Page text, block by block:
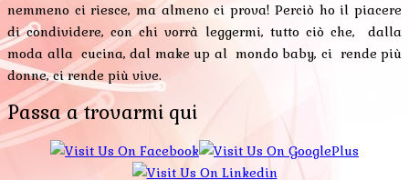
nemmeno ci riesce, ma almeno ci prova! Perciò ho il piacere
di condividere, con chi vorrà leggermi, tutto ciò che, dalla
moda alla cucina, dal make up al mondo baby, ci rende più
donne, ci rende più vive.
Passa a trovarmi qui